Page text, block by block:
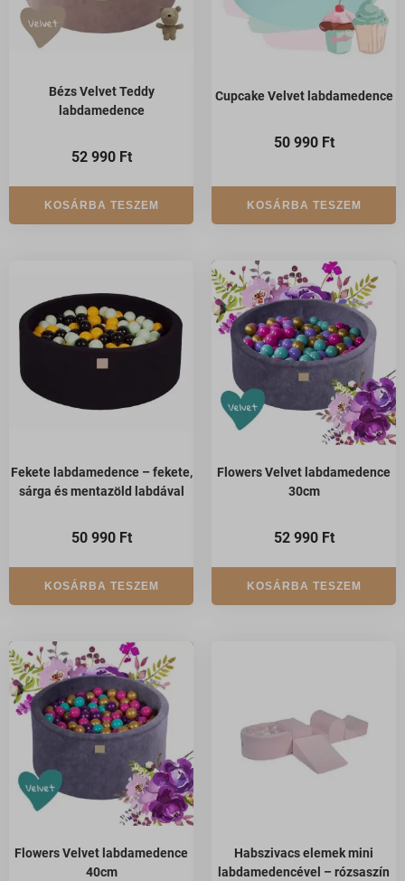
Bézs Velvet Teddy
labdamedence
52 990 Ft
KOSÁRBA TESZEM
Cupcake Velvet labdamedence
50 990 Ft
KOSÁRBA TESZEM
Fekete labdamedence – fekete,
sárga és mentazöld labdával
50 990 Ft
KOSÁRBA TESZEM
Flowers Velvet labdamedence
30cm
52 990 Ft
KOSÁRBA TESZEM
Flowers Velvet labdamedence
40cm
Habszivacs elemek mini
labdamedencével – rózsaszín